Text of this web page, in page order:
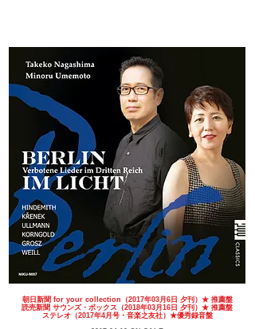
​朝日新聞 for your collection（2017年03月6日 夕刊）★ 推薦盤​
読売新聞 サウンズ・ボックス（2018年03月16日 夕刊）★ 推薦盤
ステレオ（2017年4⽉号・⾳楽之友社）★優秀録音盤